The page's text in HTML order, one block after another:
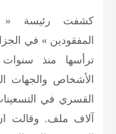
كشفت رئيسة «
المفقودين » في
ترأسها منذ
الأشخاص والجهات
القسري في